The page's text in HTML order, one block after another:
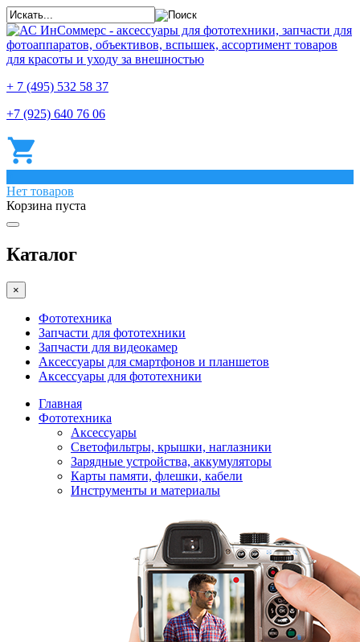
+ 7 (495) 532 58 37
+7 (925) 640 76 06
Нет товаров
Корзина пуста
Каталог
×
Фототехника
Запчасти для фототехники
Запчасти для видеокамер
Аксессуары для смартфонов и планшетов
Аксессуары для фототехники
Главная
Фототехника
Аксессуары
Светофильтры, крышки, наглазники
Зарядные устройства, аккумуляторы
Карты памяти, флешки, кабели
Инструменты и материалы